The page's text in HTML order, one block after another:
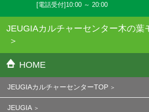
[電話受付]10:00 ～ 20:00
JEUGIAカルチャーセンター木の葉
HOME
JEUGIAカルチャーセンターTOP
JEUGIA